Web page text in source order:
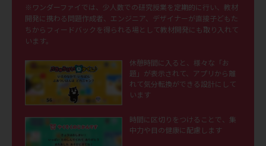
※ワンダーファイでは、少人数での研究授業を定期的に行い、教材
開発に携わる問題作成者、エンジニア、デザイナーが直接子どもた
ちからフィードバックを得られる場として教材開発にも取り入れて
います。
休憩時間に入ると、様々な「お
題」が表示されて、アプリから離
れて気分転換ができる設計にして
います
時間に区切りをつけることで、集
中力や目の健康に配慮します